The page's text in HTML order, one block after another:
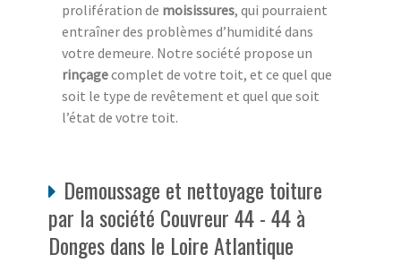
prolifération de moisissures, qui pourraient
entraîner des problèmes d’humidité dans
votre demeure. Notre société propose un
rinçagecomplet de votre toit, et ce quel que
soit le type de revêtement et quel que soit
l’état de votre toit.
Demoussage et nettoyage toiture
par la société Couvreur 44 - 44 à
Donges dans le Loire Atlantique